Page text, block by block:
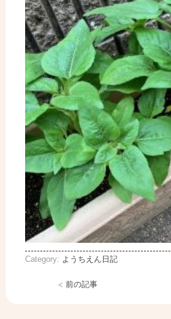
Category: ようちえん日記
< 前の記事